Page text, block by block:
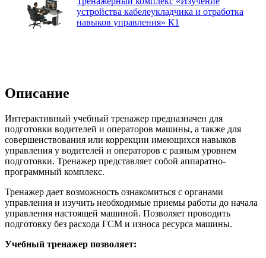
устройства кабелеукладчика и отработка
навыков управления» К1
Описание
Интерактивный учебный тренажер предназначен для
подготовки водителей и операторов машины, а также для
совершенствования или коррекции имеющихся навыков
управления у водителей и операторов с разным уровнем
подготовки. Тренажер представляет собой аппаратно-
программный комплекс.
Тренажер дает возможность ознакомиться с органами
управления и изучить необходимые приемы работы до начала
управления настоящей машиной. Позволяет проводить
подготовку без расхода ГСМ и износа ресурса машины.
Учебный тренажер позволяет: